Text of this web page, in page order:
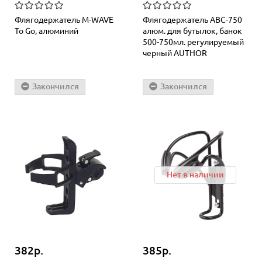
Флягодержатель M-WAVE
To Go, алюминий
Закончился
Флягодержатель ABC-750
алюм. для бутылок, банок
500-750мл. регулируемый
черный AUTHOR
Закончился
382р.
Нет в наличии
385р.